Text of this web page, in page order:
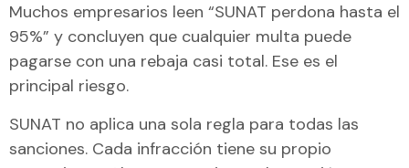
Muchos empresarios leen “SUNAT perdona hasta el
95%” y concluyen que cualquier multa puede
pagarse con una rebaja casi total. Ese es el
principal riesgo.
SUNAT no aplica una sola regla para todas las
sanciones. Cada infracción tiene su propio